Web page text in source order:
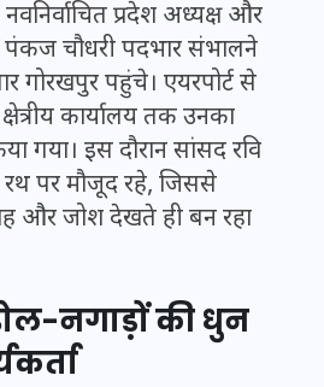
प्रदेश अध्यक्ष और
पंकज चौधरीपदभार संभालने
गोरखपुर पहुंचे। एयरपोर्ट से
कार्यालय तक उनका
गया। इस दौरान सांसद रवि
पर मौजूद रहे, जिससे
और जोश देखते ही बन रहा
नगाड़ों की धुन